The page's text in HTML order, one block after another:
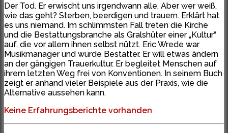
Der Tod. Er erwischt uns irgendwann alle. Aber wer weiß,
wie das geht? Sterben, beerdigen und trauern. Erklärt hat
es uns niemand. Im schlimmsten Fall treten die Kirche
und die Bestattungsbranche als Gralshüter einer „Kultur“
auf, die vor allem ihnen selbst nützt. Eric Wrede war
Musikmanager und wurde Bestatter. Er will etwas ändern
an der gängigen Trauerkultur. Er begleitet Menschen auf
ihrem letzten Weg frei von Konventionen. In seinem Buch
zeigt er anhand vieler Beispiele aus der Praxis, wie die
Alternative aussehen kann.
Keine Erfahrungsberichte vorhanden